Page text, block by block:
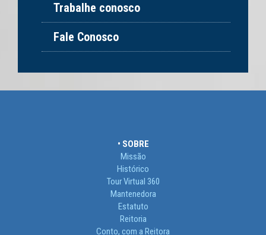
Trabalhe conosco
Fale Conosco
• SOBRE
Missão
Histórico
Tour Virtual 360
Mantenedora
Estatuto
Reitoria
Conto, com a Reitora